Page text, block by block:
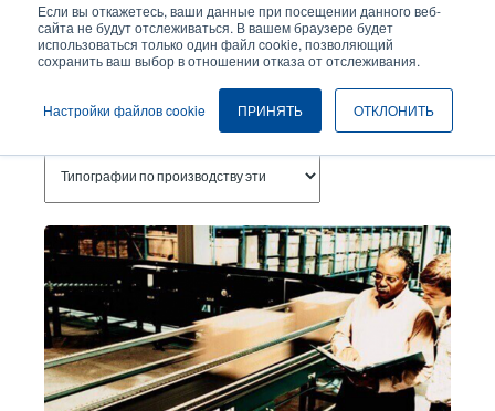
Если вы откажетесь, ваши данные при посещении данного веб-
сайта не будут отслеживаться. В вашем браузере будет
использоваться только один файл cookie, позволяющий
сохранить ваш выбор в отношении отказа от отслеживания.
Настройки файлов cookie ПРИНЯТЬ ОТКЛОНИТЬ
Типографии По Производству
Этикеток